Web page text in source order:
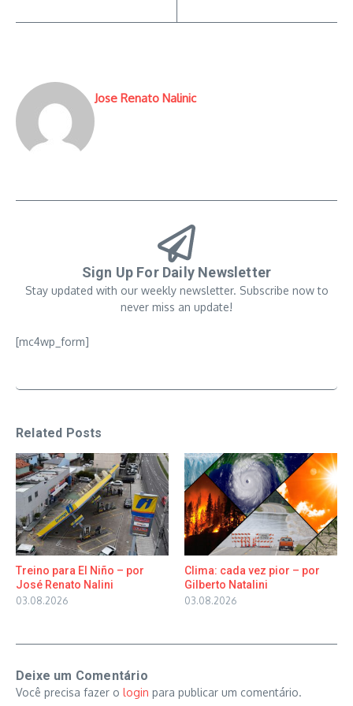
Jose Renato Nalinic
Sign Up For Daily Newsletter
Stay updated with our weekly newsletter. Subscribe now to
never miss an update!
[mc4wp_form]
Related Posts
Treino para El Niño – por
José Renato Nalini
03.08.2026
Clima: cada vez pior – por
Gilberto Natalini
03.08.2026
Deixe um Comentário
Você precisa fazer o login para publicar um comentário.